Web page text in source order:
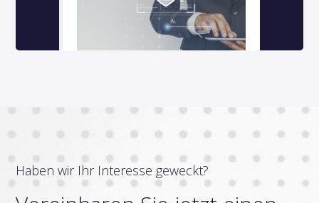
Haben wir Ihr Interesse geweckt?